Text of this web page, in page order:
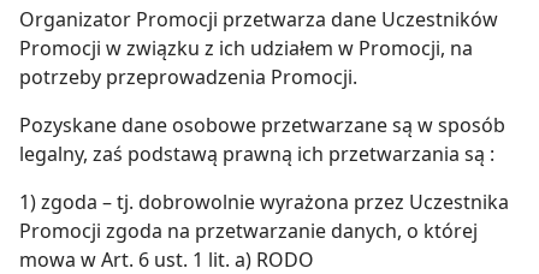
Organizator Promocji przetwarza dane Uczestników
Promocji w związku z ich udziałem w Promocji, na
potrzeby przeprowadzenia Promocji.
Pozyskane dane osobowe przetwarzane są w sposób
legalny, zaś podstawą prawną ich przetwarzania są :
1) zgoda – tj. dobrowolnie wyrażona przez Uczestnika
Promocji zgoda na przetwarzanie danych, o której
mowa w Art. 6 ust. 1 lit. a) RODO